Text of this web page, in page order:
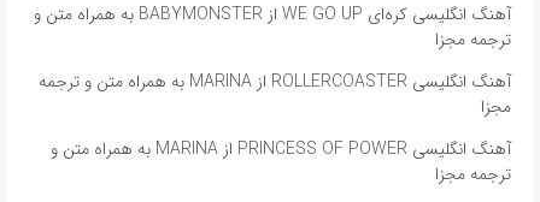
آهنگ انگلیسی کره‌ای WE GO UP از BABYMONSTER به همراه متن و
ترجمه مجزا
آهنگ انگلیسی ROLLERCOASTER از MARINA به همراه متن و ترجمه
مجزا
آهنگ انگلیسی PRINCESS OF POWER از MARINA به همراه متن و
ترجمه مجزا